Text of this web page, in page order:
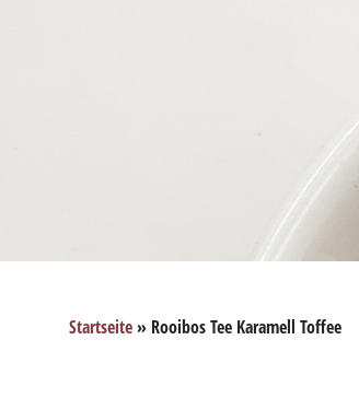
Startseite » Rooibos Tee Karamell Toffee